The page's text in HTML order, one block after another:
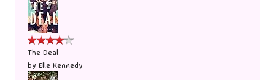
The Deal
by Elle Kennedy